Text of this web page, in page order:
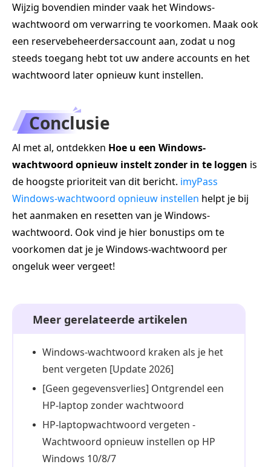
Wijzig bovendien minder vaak het Windows-
wachtwoord om verwarring te voorkomen. Maak ook
een reservebeheerdersaccount aan, zodat u nog
steeds toegang hebt tot uw andere accounts en het
wachtwoord later opnieuw kunt instellen.
Conclusie
Al met al, ontdekken Hoe u een Windows-
wachtwoord opnieuw instelt zonder in te loggen is
de hoogste prioriteit van dit bericht. imyPass
Windows-wachtwoord opnieuw instellen helpt je bij
het aanmaken en resetten van je Windows-
wachtwoord. Ook vind je hier bonustips om te
voorkomen dat je je Windows-wachtwoord per
ongeluk weer vergeet!
Meer gerelateerde artikelen
Windows-wachtwoord kraken als je het
bent vergeten [Update 2026]
[Geen gegevensverlies] Ontgrendel een
HP-laptop zonder wachtwoord
HP-laptopwachtwoord vergeten -
Wachtwoord opnieuw instellen op HP
Windows 10/8/7